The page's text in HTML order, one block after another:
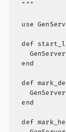
  """
use
def
  end
def
  end
def